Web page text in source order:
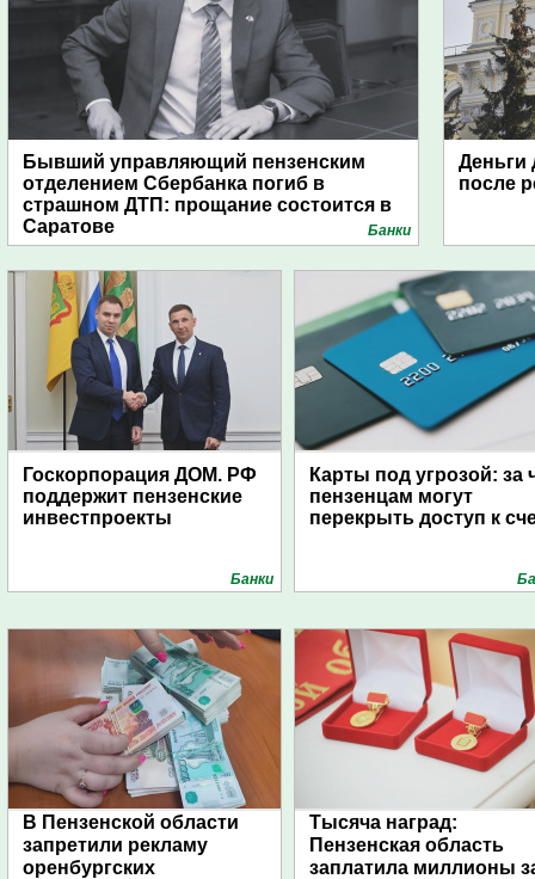
Бывший управляющий пензенским
отделением Сбербанка погиб в
страшном ДТП: прощание состоится в
Саратове
Банки
Деньги
после
Госкорпорация ДОМ. РФ
поддержит пензенские
инвестпроекты
Банки
Карты под угрозой: за
пензенцам могут
перекрыть доступ к
В Пензенской области
запретили рекламу
оренбургских
Тысяча наград:
Пензенская область
заплатила миллионы